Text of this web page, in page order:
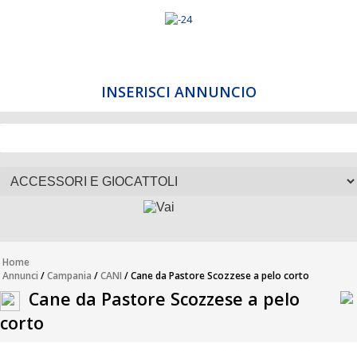
INSERISCI ANNUNCIO
Home
Annunci /Campania /CANI / Cane da Pastore Scozzese a pelo corto
Cane da Pastore Scozzese a pelo
corto